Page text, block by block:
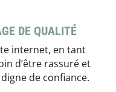
DE QUALITÉ
internet, en tant
d’être rassuré et
de confiance.